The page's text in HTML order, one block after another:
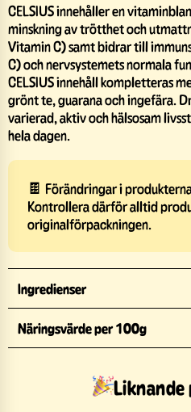
CELSIUS innehåller en
minskning av trötthet och
Vitamin C) samt bidrar till
C) och nervsystemets normala
CELSIUS innehåll kompletteras
grönt te, guarana och ingefära.
varierad, aktiv och hälsosam
hela dagen.
🍫 Förändringar i
Kontrollera därför alltid
originalförpackningen.
Ingredienser
Näringsvärde per 100g